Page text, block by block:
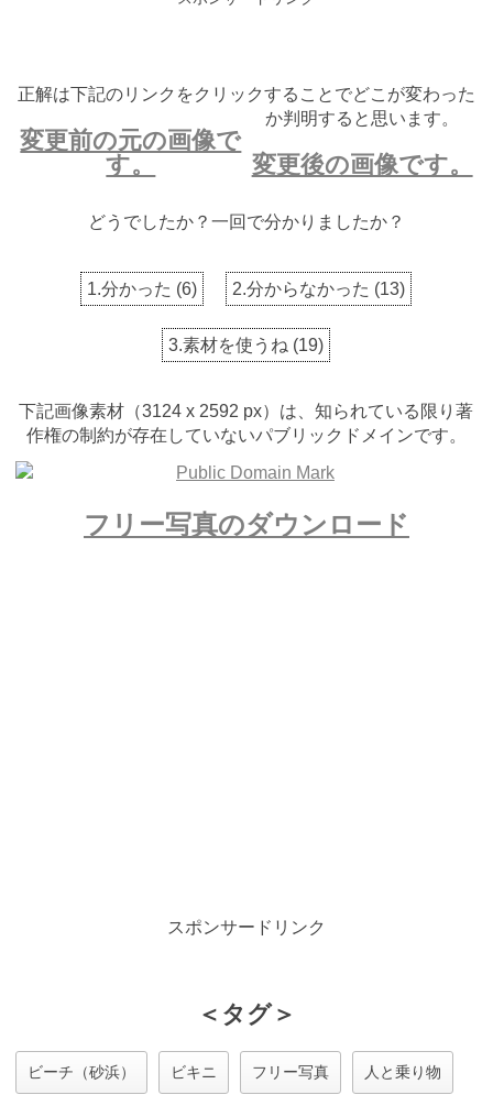
正解は下記のリンクをクリックすることでどこが変わった
か判明すると思います。
変更前の元の画像で
す。
変更後の画像です。
どうでしたか？一回で分かりましたか？
1.分かった (6) 2.分からなかった (13)
3.素材を使うね (19)
下記画像素材（3124 x 2592 px）は、知られている限り著
作権の制約が存在していないパブリックドメインです。
フリー写真のダウンロード
スポンサードリンク
＜タグ＞
ビーチ（砂浜） ビキニ フリー写真 人と乗り物